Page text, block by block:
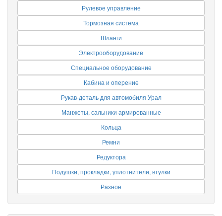
Рулевое управление
Тормозная система
Шланги
Электрооборудование
Специальное оборудование
Кабина и оперение
Рукав-деталь для автомобиля Урал
Манжеты, сальники армированные
Кольца
Ремни
Редуктора
Подушки, прокладки, уплотнители, втулки
Разное